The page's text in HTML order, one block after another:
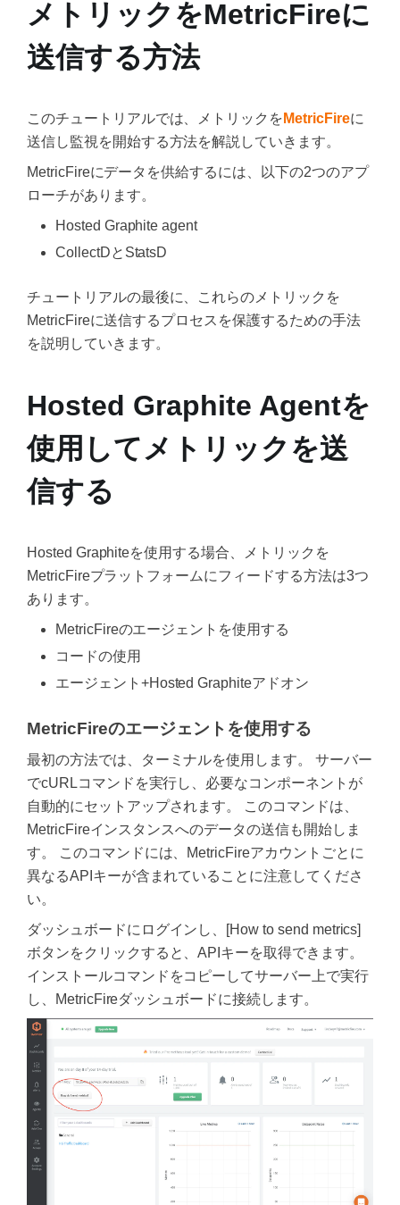
メトリックをMetricFireに
送信する方法
このチュートリアルでは、メトリックを MetricFireに
送信し監視を開始する方法を解説していきます。
MetricFireにデータを供給するには、以下の2つのアプ
ローチがあります。
Hosted Graphite agent
CollectDとStatsD
チュートリアルの最後に、これらのメトリックを
MetricFireに送信するプロセスを保護するための手法
を説明していきます。
Hosted Graphite Agentを
使用してメトリックを送
信する
Hosted Graphiteを使用する場合、メトリックを
MetricFireプラットフォームにフィードする方法は3つ
あります。
MetricFireのエージェントを使用する
コードの使用
エージェント+Hosted Graphiteアドオン
MetricFireのエージェントを使用する
最初の方法では、ターミナルを使用します。 サーバー
でcURLコマンドを実行し、必要なコンポーネントが
自動的にセットアップされます。 このコマンドは、
MetricFireインスタンスへのデータの送信も開始しま
す。 このコマンドには、MetricFireアカウントごとに
異なるAPIキーが含まれていることに注意してくださ
い。
ダッシュボードにログインし、[How to send metrics]
ボタンをクリックすると、APIキーを取得できます。
インストールコマンドをコピーしてサーバー上で実行
し、MetricFireダッシュボードに接続します。